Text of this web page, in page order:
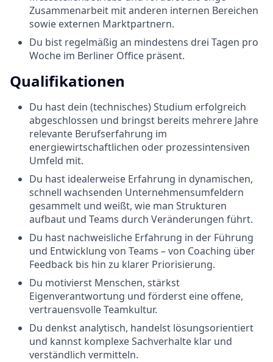
Zusammenarbeit mit anderen internen Bereichen
sowie externen Marktpartnern.
Du bist regelmäßig an mindestens drei Tagen pro
Woche im Berliner Office präsent.
Qualifikationen
Du hast dein (technisches) Studium erfolgreich
abgeschlossen und bringst bereits mehrere Jahre
relevante Berufserfahrung im
energiewirtschaftlichen oder prozessintensiven
Umfeld mit.
Du hast idealerweise Erfahrung in dynamischen,
schnell wachsenden Unternehmensumfeldern
gesammelt und weißt, wie man Strukturen
aufbaut und Teams durch Veränderungen führt.
Du hast nachweisliche Erfahrung in der Führung
und Entwicklung von Teams – von Coaching über
Feedback bis hin zu klarer Priorisierung.
Du motivierst Menschen, stärkst
Eigenverantwortung und förderst eine offene,
vertrauensvolle Teamkultur.
Du denkst analytisch, handelst lösungsorientiert
und kannst komplexe Sachverhalte klar und
verständlich vermitteln.